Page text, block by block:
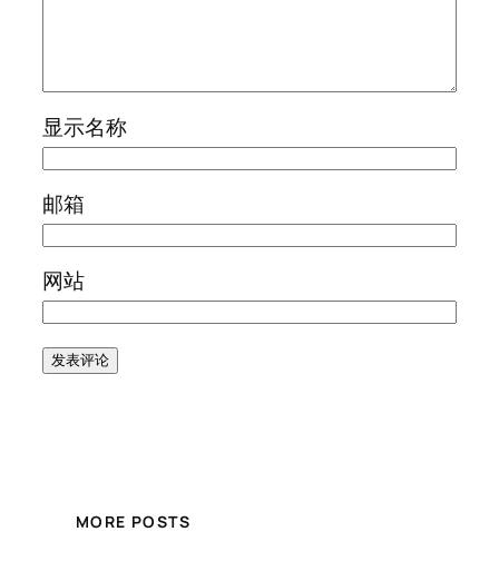
显示名称
邮箱
网站
MORE POSTS